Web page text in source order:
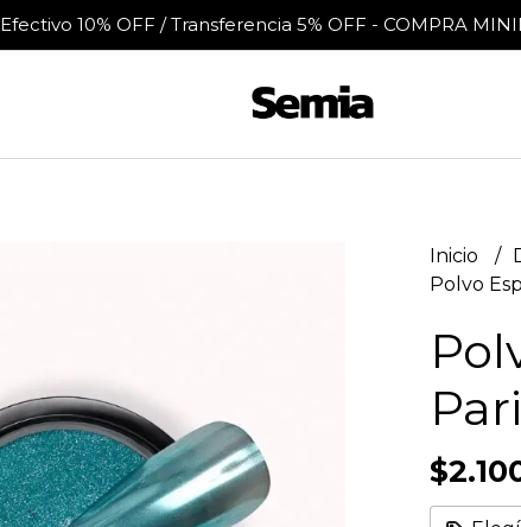
Efectivo 10% OFF / Transferencia 5% OFF - COMPRA
Inicio
Polvo